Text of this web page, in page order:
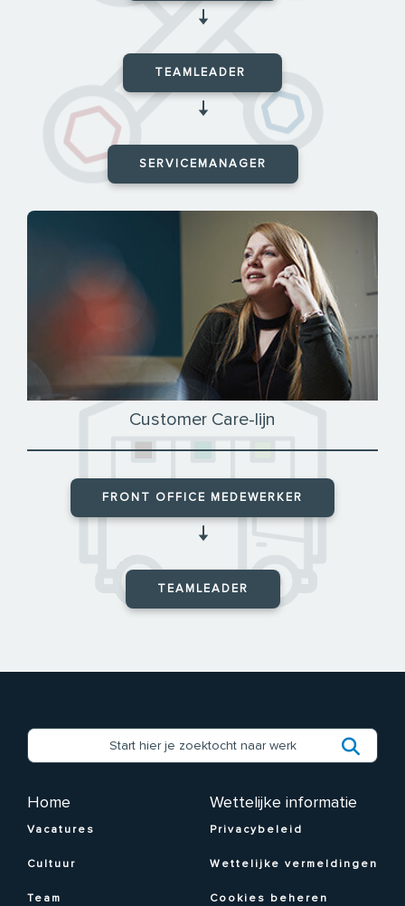
🠇
TEAMLEADER
🠇
SERVICEMANAGER
Customer Care-lijn
FRONT OFFICE MEDEWERKER
🠇
TEAMLEADER
Home
Vacatures
Cultuur
Team
Wettelijke informatie
Privacybeleid
Wettelijke vermeldingen
Cookies beheren